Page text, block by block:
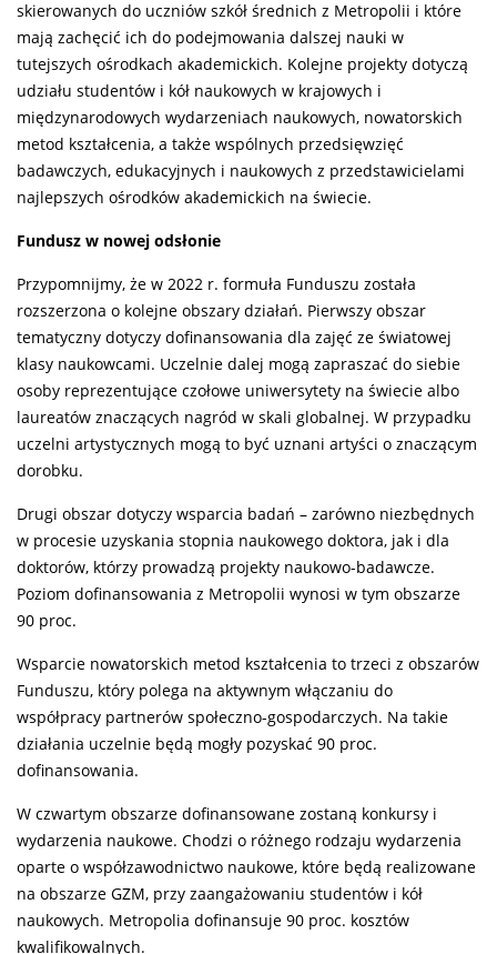
skierowanych do uczniów szkół średnich z Metropolii i które
mają zachęcić ich do podejmowania dalszej nauki w
tutejszych ośrodkach akademickich. Kolejne projekty dotyczą
udziału studentów i kół naukowych w krajowych i
międzynarodowych wydarzeniach naukowych, nowatorskich
metod kształcenia, a także wspólnych przedsięwzięć
badawczych, edukacyjnych i naukowych z przedstawicielami
najlepszych ośrodków akademickich na świecie.
Fundusz w nowej odsłonie
Przypomnijmy, że w 2022 r. formuła Funduszu została
rozszerzona o kolejne obszary działań. Pierwszy obszar
tematyczny dotyczy dofinansowania dla zajęć ze światowej
klasy naukowcami. Uczelnie dalej mogą zapraszać do siebie
osoby reprezentujące czołowe uniwersytety na świecie albo
laureatów znaczących nagród w skali globalnej. W przypadku
uczelni artystycznych mogą to być uznani artyści o znaczącym
dorobku.
Drugi obszar dotyczy wsparcia badań – zarówno niezbędnych
w procesie uzyskania stopnia naukowego doktora, jak i dla
doktorów, którzy prowadzą projekty naukowo-badawcze.
Poziom dofinansowania z Metropolii wynosi w tym obszarze
90 proc.
Wsparcie nowatorskich metod kształcenia to trzeci z obszarów
Funduszu, który polega na aktywnym włączaniu do
współpracy partnerów społeczno-gospodarczych. Na takie
działania uczelnie będą mogły pozyskać 90 proc.
dofinansowania.
W czwartym obszarze dofinansowane zostaną konkursy i
wydarzenia naukowe. Chodzi o różnego rodzaju wydarzenia
oparte o współzawodnictwo naukowe, które będą realizowane
na obszarze GZM, przy zaangażowaniu studentów i kół
naukowych. Metropolia dofinansuje 90 proc. kosztów
kwalifikowalnych.